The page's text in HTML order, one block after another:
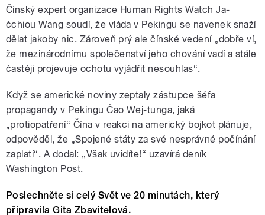
Čínský expert organizace Human Rights Watch Ja-
čchiou Wang soudí, že vláda v Pekingu se navenek snaží
dělat jakoby nic. Zároveň prý ale čínské vedení „dobře ví,
že mezinárodnímu společenství jeho chování vadí a stále
častěji projevuje ochotu vyjádřit nesouhlas“.
Když se americké noviny zeptaly zástupce šéfa
propagandy v Pekingu Čao Wej-tunga, jaká
„protiopatření“ Čína v reakci na americký bojkot plánuje,
odpověděl, že „Spojené státy za své nesprávné počínání
zaplatí“. A dodal: „Však uvidíte!“ uzavírá deník
Washington Post.
Poslechněte si celý Svět ve 20 minutách, který
připravila Gita Zbavitelová.